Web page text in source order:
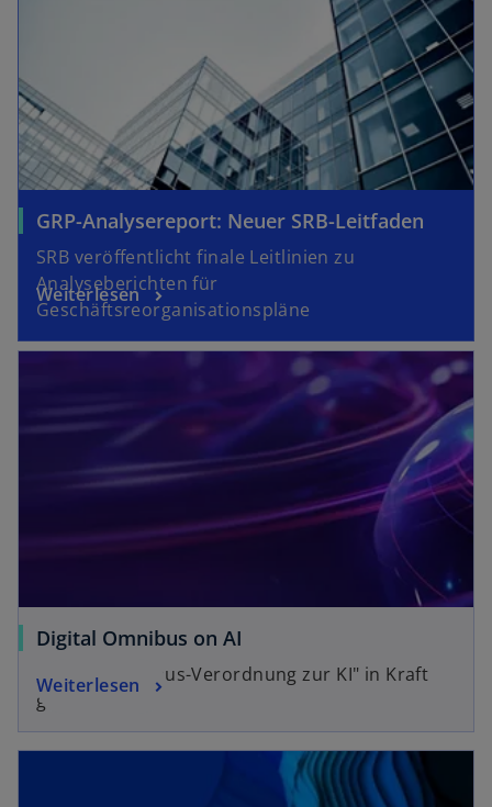
GRP-Analysereport: Neuer SRB-Leitfaden
SRB veröffentlicht finale Leitlinien zu
Analyseberichten für
Geschäftsreorganisationspläne
Weiterlesen
Digital Omnibus on AI
„Digital-Omnibus-Verordnung zur KI" in Kraft
getreten
Weiterlesen